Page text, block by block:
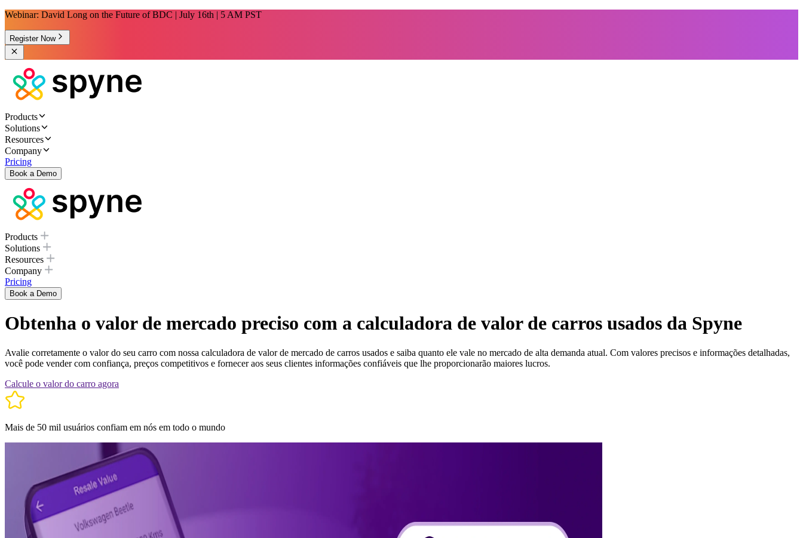
Webinar: David Long on the Future of BDC | July 16th | 5 AM PST
Register Now
Products
Solutions
Resources
Company
Pricing
Book a Demo
Products
Solutions
Resources
Company
Pricing
Book a Demo
Obtenha o valor de mercado preciso com a calculadora de valor de carros usados ​​da Spyne
Avalie corretamente o valor do seu carro com nossa calculadora de valor de mercado de carros usados ​​e saiba quanto ele vale no mercado de alta demanda atual. Com valores precisos e informações detalhadas,
você pode vender com confiança, preços competitivos e fornecer aos seus clientes informações confiáveis ​​que lhe proporcionarão maiores lucros.
Calcule o valor do carro agora
Mais de 50 mil usuários confiam em nós em todo o mundo